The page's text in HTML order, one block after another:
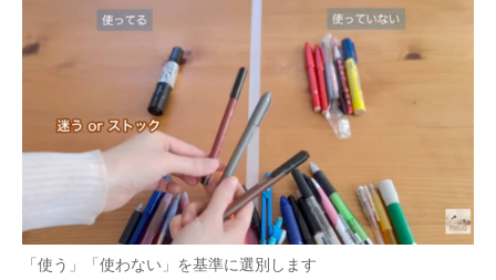
「使う」「使わない」を基準に選別します